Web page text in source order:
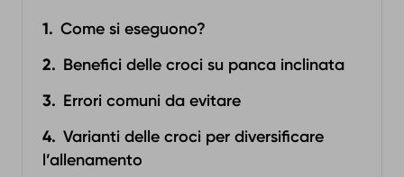
Come si eseguono?
Benefici delle croci su panca inclinata
Errori comuni da evitare
Varianti delle croci per diversificare
l’allenamento